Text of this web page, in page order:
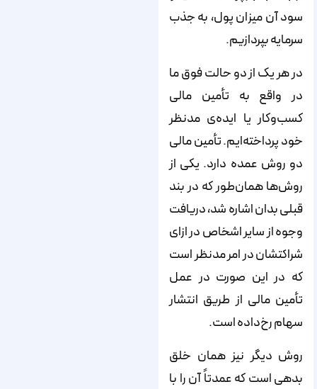
سود آن میزان پول، به جذب
سرمایه بپردازیم.
در هر یک از دو حالت فوق ما
در واقع به تأمین مالی
کسب‌‌‌‌‌‌‌‌‌‌‌‌‌‌‌‌‌‌‌‌‌‌‌‌‌‌‌‌‌‌‌‌‌‌‌‌‌‌‌‌‌‌‌‌‌‌‌‌‌‌‌‌‌‌‌‌‌‌‌‌‌‌‌‌‌‌‌‌‌‌‌‌‌‌‌‌‌وکار یا ایده‌‌‌‌‌‌‌‌‌‌‌‌‌‌‌‌‌‌‌‌‌‌‌‌‌‌‌‌‌‌‌‌‌‌‌‌‌‌‌‌‌‌‌‌‌‌‌‌‌‌‌‌‌‌‌‌‌‌‌‌‌‌‌‌‌‌‌‌‌‌‌‌‌‌‌‌‌ی مدنظر
خود پرداخته‌‌‌‌‌‌‌‌‌‌‌‌‌‌‌‌‌‌‌‌‌‌‌‌‌‌‌‌‌‌‌‌‌‌‌‌‌‌‌‌‌‌‌‌‌‌‌‌‌‌‌‌‌‌‌‌‌‌‌‌‌‌‌‌‌‌‌‌‌‌‌‌‌‌‌‌‌ایم. تأمین مالی
دو روش عمده دارد. یکی از
روش‌‌‌‌‌‌‌‌‌‌‌‌‌‌‌‌‌‌‌‌‌‌‌‌‌‌‌‌‌‌‌‌‌‌‌‌‌‌‌‌‌‌‌‌‌‌‌‌‌‌‌‌‌‌‌‌‌‌‌‌‌‌‌‌‌‌‌‌‌‌‌‌‌‌‌‌‌ها همان‌‌‌‌‌‌‌‌‌‌‌‌‌‌‌‌‌‌‌‌‌‌‌‌‌‌‌‌‌‌‌‌‌‌‌‌‌‌‌‌‌‌‌‌‌‌‌‌‌‌‌‌‌‌‌‌‌‌‌‌‌‌‌‌‌‌‌‌‌‌‌‌‌‌‌‌‌طور که در بند
قبلی بدان اشاره شد، دریافت
وجوه از سایر اشخاص در ازای
شراکتشان در امر مدنظر است
که در این صورت در عمل
تأمین مالی از طریق انتشار
سهام رخ‌داده است.
روش دیگر نیز همان خلق
بدهی است که عمدتاً آن را با